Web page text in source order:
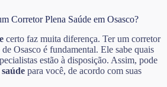
Corretor Plena Saúde em Osasco?
certo faz muita diferença. Ter um corretor
Osasco é fundamental. Ele sabe quais
estão à disposição. Assim, pode
para você, de acordo com suas